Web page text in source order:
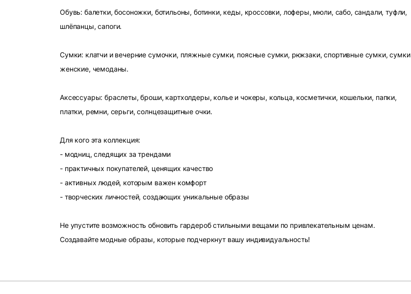
Обувь: балетки, босоножки, ботильоны, ботинки, кеды, кроссовки, лоферы, мюли, сабо, сандали, туфли,
шлёпанцы, сапоги.
Сумки: клатчи и вечерние сумочки, пляжные сумки, поясные сумки, рюкзаки, спортивные сумки, сумки
женские, чемоданы.
Аксессуары: браслеты, броши, картхолдеры, колье и чокеры, кольца, косметички, кошельки, папки,
платки, ремни, серьги, солнцезащитные очки.
Для кого эта коллекция:
- модниц, следящих за трендами
- практичных покупателей, ценящих качество
- активных людей, которым важен комфорт
- творческих личностей, создающих уникальные образы
Не упустите возможность обновить гардероб стильными вещами по привлекательным ценам.
Создавайте модные образы, которые подчеркнут вашу индивидуальность!